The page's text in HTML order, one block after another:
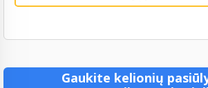
Gaukite kelionių